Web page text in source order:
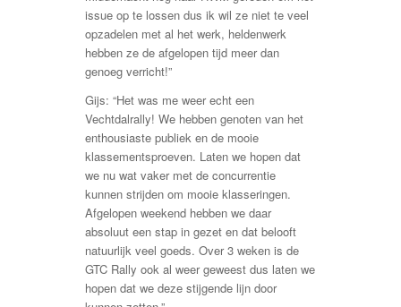
issue op te lossen dus ik wil ze niet te veel
opzadelen met al het werk, heldenwerk
hebben ze de afgelopen tijd meer dan
genoeg verricht!”
Gijs: “Het was me weer echt een
Vechtdalrally! We hebben genoten van het
enthousiaste publiek en de mooie
klassementsproeven. Laten we hopen dat
we nu wat vaker met de concurrentie
kunnen strijden om mooie klasseringen.
Afgelopen weekend hebben we daar
absoluut een stap in gezet en dat belooft
natuurlijk veel goeds. Over 3 weken is de
GTC Rally ook al weer geweest dus laten we
hopen dat we deze stijgende lijn door